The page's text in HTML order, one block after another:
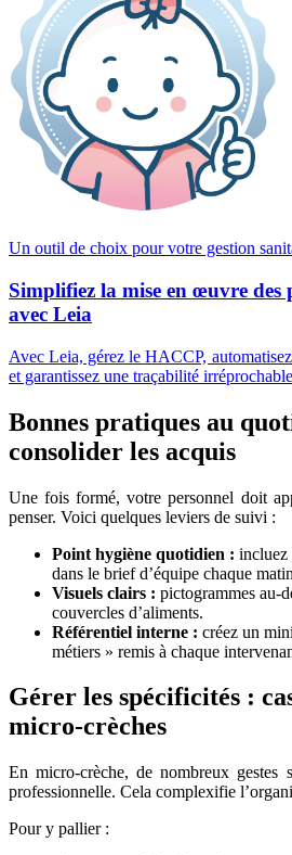
Un outil de choix pour votre gestion
Simplifiez la mise en œuvre
avec Leia
Avec Leia, gérez le HACCP,
et garantissez une traçabilité
Bonnes pratiques au
consolider les acquis
Une fois formé, votre personnel doit
penser. Voici quelques leviers de suivi :
Point hygiène quotidien : incluez
dans le brief d’équipe chaque
Visuels clairs : pictogrammes au-
couvercles d’aliments.
Référentiel interne : créez un
métiers » remis à chaque
Gérer les spécificités :
micro-crèches
En micro-crèche, de nombreux gestes
professionnelle. Cela complexifie
Pour y pallier :